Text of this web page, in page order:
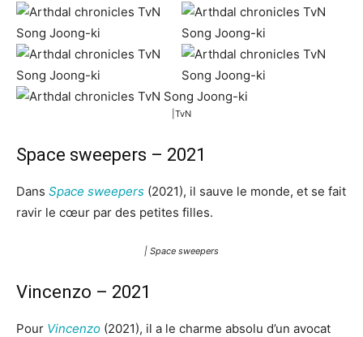
|TvN
Space sweepers – 2021
Dans Space sweepers (2021), il sauve le monde, et se fait
ravir le cœur par des petites filles.
| Space sweepers
Vincenzo – 2021
Pour Vincenzo (2021), il a le charme absolu d’un avocat